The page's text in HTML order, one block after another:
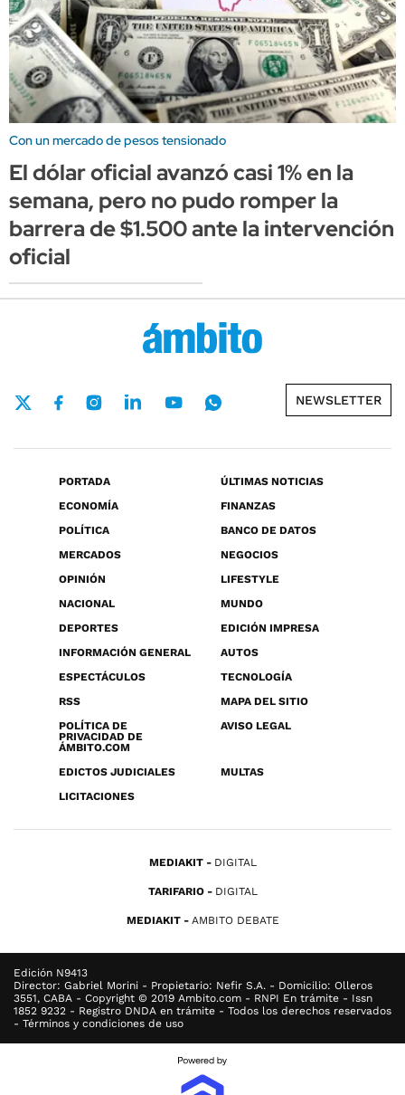
Con un mercado de pesos tensionado
El dólar oficial avanzó casi 1% en la
semana, pero no pudo romper la
barrera de $1.500 ante la intervención
oficial
NEWSLETTER
PORTADA
ÚLTIMAS NOTICIAS
ECONOMÍA
FINANZAS
POLÍTICA
BANCO DE DATOS
MERCADOS
NEGOCIOS
OPINIÓN
LIFESTYLE
NACIONAL
MUNDO
DEPORTES
EDICIÓN IMPRESA
INFORMACIÓN GENERAL
AUTOS
ESPECTÁCULOS
TECNOLOGÍA
RSS
MAPA DEL SITIO
POLÍTICA DE
PRIVACIDAD DE
ÁMBITO.COM
AVISO LEGAL
EDICTOS JUDICIALES
MULTAS
LICITACIONES
MEDIAKIT DIGITAL
TARIFARIO DIGITAL
MEDIAKIT AMBITO DEBATE
Edición N9413
Director: Gabriel Morini - Propietario: Nefir S.A. - Domicilio: Olleros
3551, CABA - Copyright © 2019 Ambito.com - RNPI En trámite - Issn
1852 9232 - Registro DNDA en trámite - Todos los derechos reservados
- Términos y condiciones de uso